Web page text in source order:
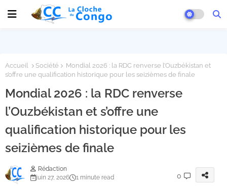
Accueil Société
Mondial 2026 : la RDC renverse l’Ouzbékistan et
s’offre une qualification historique pour les seizièmes de finale
Mondial 2026 : la RDC renverse
l’Ouzbékistan et s’offre une
qualification historique pour les
seizièmes de finale
Rédaction
juin 27, 2026
1 minute read 0